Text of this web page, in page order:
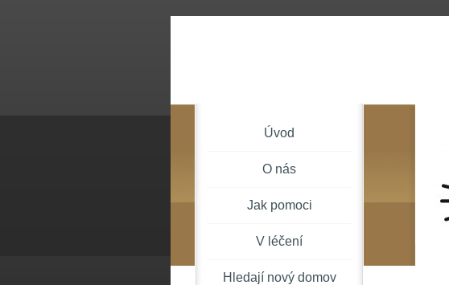
Úvod
O nás
Jak pomoci
V léčení
Hledají nový domov